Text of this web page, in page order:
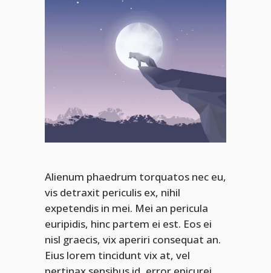
Alienum phaedrum torquatos nec eu,
vis detraxit periculis ex, nihil
expetendis in mei. Mei an pericula
euripidis, hinc partem ei est. Eos ei
nisl graecis, vix aperiri consequat an.
Eius lorem tincidunt vix at, vel